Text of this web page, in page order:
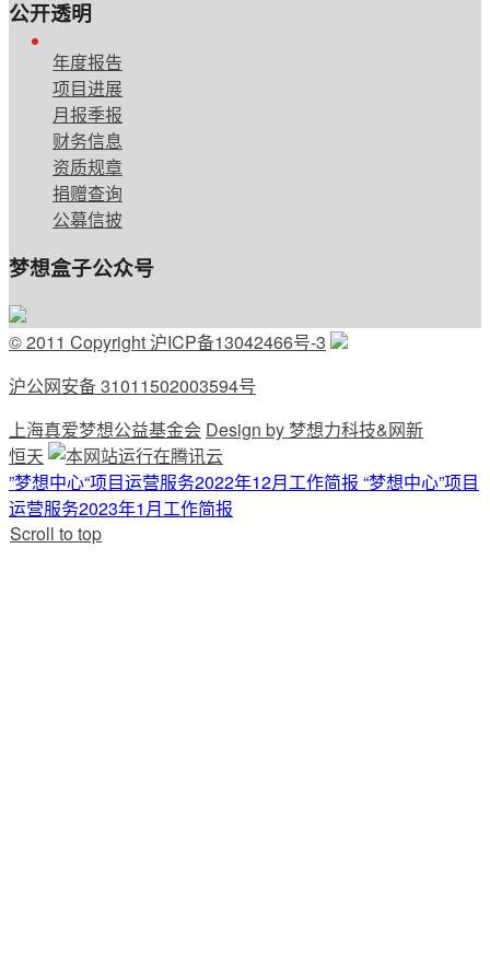
公开透明
年度报告
项目进展
月报季报
财务信息
资质规章
捐赠查询
公募信披
梦想盒子公众号
© 2011 Copyright 沪ICP备13042466号-3
沪公网安备 31011502003594号
上海真爱梦想公益基金会 Design by 梦想力科技&网新
恒天
”梦想中心“项目运营服务2022年12月工作简报 “梦想中心”项目
运营服务2023年1月工作简报
Scroll to top